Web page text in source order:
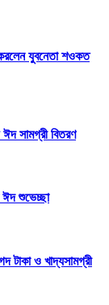
করলেন যুবনেতা শওকত
সামগ্রী বিতরণ
ঈদ শুভেচ্ছা
টাকা ও খাদ্যসামগ্রী